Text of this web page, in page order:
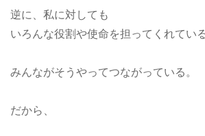
逆に、私に対しても
いろんな役割や使命を担ってくれてい
みんながそうやってつながっている。
だから、